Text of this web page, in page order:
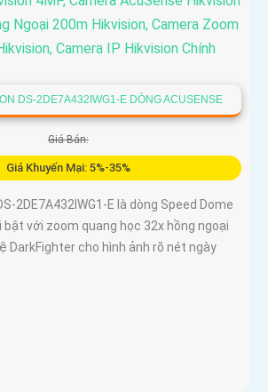
DS-2DE7A432IWG1-E DÒNG ACUSENSE
Giá Bán:
Giá Khuyến Mại: 5%-35%
2DE7A432IWG1-E là dòng Speed Dome
bật với zoom quang học 32x hồng ngoại
DarkFighter cho hình ảnh rõ nét ngày